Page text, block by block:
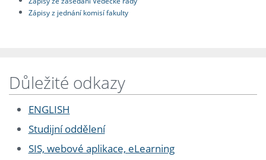
Zápisy z jednání komisí fakulty
Důležité odkazy
ENGLISH
Studijní oddělení
SIS, webové aplikace, eLearning